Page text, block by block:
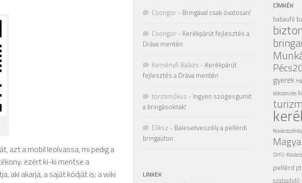
azt a mobil leolvassa, mi pedig a
ezért ki-ki mentse a
aki akarja, a saját kódját is; a wiki
CÍMKÉK
babaufó
gyerek
kölcsönzés
Orfű-
pellérd
szabadidő
Csongor - Bringával csak óvatosan!
Csongor - Kerékpárút fejlesztés a
Dráva mentén
Keményfi Balázs - Kerékpárút
fejlesztés a Dráva mentén
törzsmókus - Ingyen szögesgumit
a bringásoknak!
Eliksz - Balesetveszély a pellérdi
bringaúton
LINKEK